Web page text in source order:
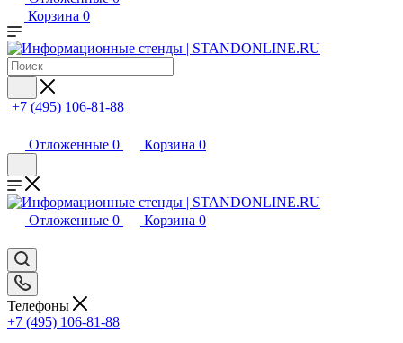
Корзина 0
+7 (495) 106-81-88
Отложенные 0 Корзина 0
Отложенные 0 Корзина 0
Телефоны
+7 (495) 106-81-88